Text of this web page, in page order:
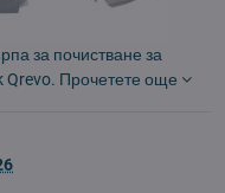
за почистване за
Qrevo. Прочетете още